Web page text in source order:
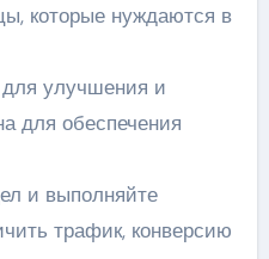
которые нуждаются в
улучшения и
для обеспечения
и выполняйте
трафик, конверсию